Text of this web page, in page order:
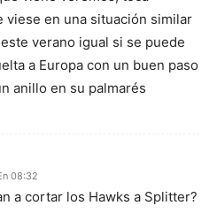
viese en una situación similar
verano igual si se puede
a Europa con un buen paso
anillo en su palmarés
08:32
a cortar los Hawks a Splitter?